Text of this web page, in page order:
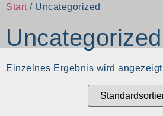
Start/ Uncategorized
Uncategorized
Einzelnes Ergebnis wird angezeigt